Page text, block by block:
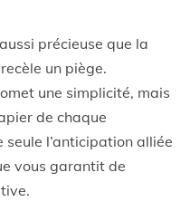
précieuse que la
un piège.
une simplicité, mais
de chaque
l’anticipation alliée
vous garantit de